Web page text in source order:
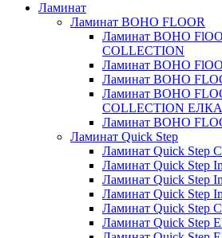
Ламинат
Ламинат BOHO FLOOR
Ламинат BOHO
COLLECTION
Ламинат BOHO
Ламинат BOHO
Ламинат BOHO
COLLECTION
Ламинат BOHO
Ламинат Quick Step
Ламинат Quick Step
Ламинат Quick Step
Ламинат Quick Step
Ламинат Quick Step
Ламинат Quick Step
Ламинат Quick Step